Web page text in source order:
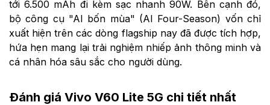
tới 6.500 mAh đi kèm sạc nhanh 90W. Bên cạnh đó,
bộ công cụ "AI bốn mùa" (AI Four-Season) vốn chỉ
xuất hiện trên các dòng flagship nay đã được tích hợp,
hứa hẹn mang lại trải nghiệm nhiếp ảnh thông minh và
cá nhân hóa sâu sắc cho người dùng.
Đánh giá Vivo V60 Lite 5G chi tiết nhất